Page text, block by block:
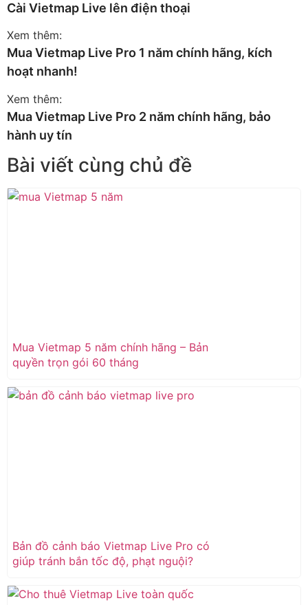
Cài Vietmap Live lên điện thoại
Xem thêm:
Mua Vietmap Live Pro 1 năm chính hãng, kích
hoạt nhanh!
Xem thêm:
Mua Vietmap Live Pro 2 năm chính hãng, bảo
hành uy tín
Bài viết cùng chủ đề
Mua Vietmap 5 năm chính hãng – Bản
quyền trọn gói 60 tháng
Bản đồ cảnh báo Vietmap Live Pro có
giúp tránh bắn tốc độ, phạt nguội?